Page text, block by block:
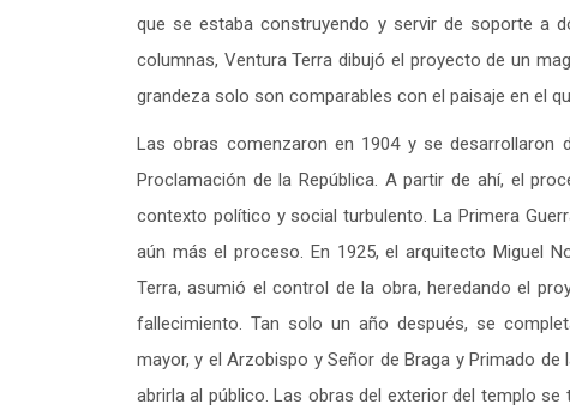
que se estaba construyendo y servir de soporte a
columnas, Ventura Terra dibujó el proyecto de un
grandeza solo son comparables con el paisaje en el
Las obras comenzaron en 1904 y se desarrollaron
Proclamación de la República. A partir de ahí, el
contexto político y social turbulento. La Primera
aún más el proceso. En 1925, el arquitecto Miguel
Terra, asumió el control de la obra, heredando el
fallecimiento. Tan solo un año después, se
mayor, y el Arzobispo y Señor de Braga y Primado
abrirla al público. Las obras del exterior del templo se